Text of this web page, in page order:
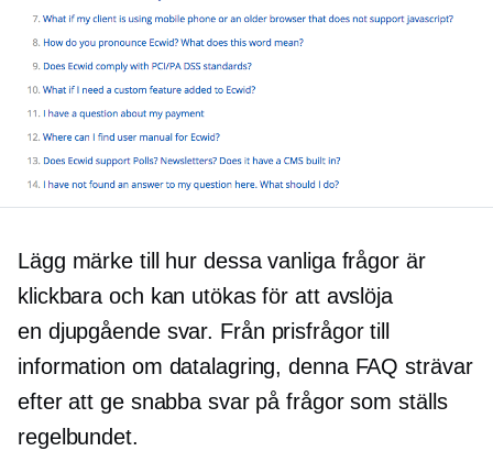
Lägg märke till hur dessa vanliga frågor är
klickbara och kan utökas för att avslöja
en djupgåendesvar. Från prisfrågor till
information om datalagring, denna FAQ strävar
efter att ge snabba svar på frågor som ställs
regelbundet.